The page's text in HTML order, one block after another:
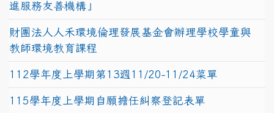
進服務友善機構」
財團法人人禾環境倫理發展基金會辦理學校學童與
教師環境教育課程
112學年度上學期第13週11/20-11/24菜單
115學年度上學期自願擔任糾察登記表單